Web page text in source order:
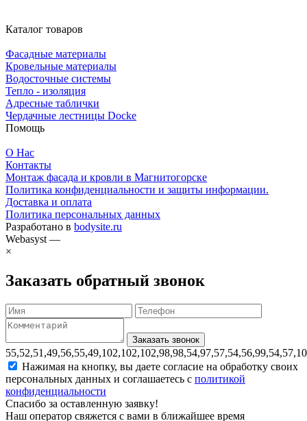
Каталог товаров
Фасадные материалы
Кровельные материалы
Водосточные системы
Тепло - изоляция
Адресные таблички
Чердачные лестницы Docke
Помощь
О Нас
Контакты
Монтаж фасада и кровли в Магнитогорске
Политика конфиденциальности и защиты информации.
Доставка и оплата
Политика персональных данных
Разработано в bodysite.ru
Webasyst —
×
Заказать обратный звонок
Нажимая на кнопку, вы даете согласие на обработку своих
персональных данных и соглашаетесь с политикой
конфиденциальности
Спасибо за оставленную заявку!
Наш оператор свяжется с вами в ближайшее время